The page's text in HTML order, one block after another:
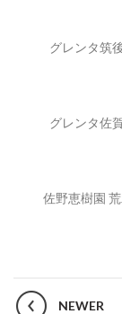
グレンタ筑
グレンタ佐
佐野恵樹園
NEWER